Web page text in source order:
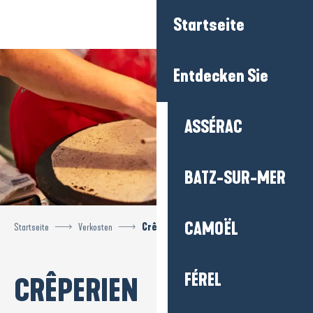
principal
Startseite
Entdecken Sie
ASSÉRAC
BATZ-SUR-MER
CAMOËL
FÉREL
Startseite Verkosten Crêperien
CRÊPERIEN